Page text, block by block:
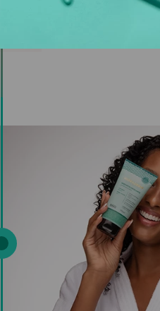
sejam
Assim, todos podem